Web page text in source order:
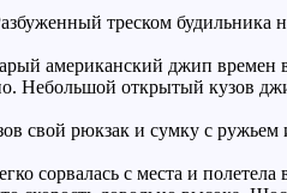
треском будильника
американский джип времен
Небольшой открытый кузов
свой рюкзак и сумку с
сорвалась с места и